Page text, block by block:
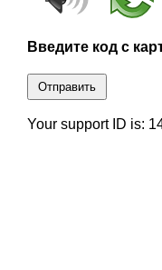
Введите код с
Отправить
Your support ID is: